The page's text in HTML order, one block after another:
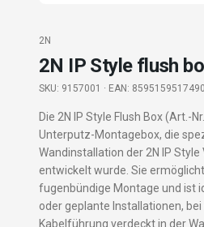
2N
2N IP Style flush
SKU: 9157001 · EAN: 8595159517490
Die 2N IP Style Flush Box (Art.-
Unterputz-Montagebox, die
Wandinstallation der 2N IP
entwickelt wurde. Sie
fugenbündige Montage und ist
oder geplante Installationen, bei
Kabelführung verdeckt in der